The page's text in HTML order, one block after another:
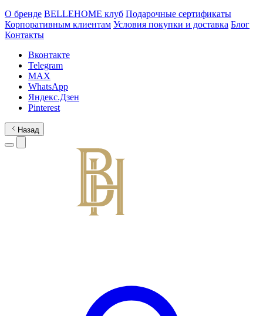
О бренде BELLEHOME клуб Подарочные сертификаты
Корпоративным клиентам Условия покупки и доставка Блог
Контакты
Вконтакте
Telegram
MAX
WhatsApp
Яндекс.Дзен
Pinterest
Назад